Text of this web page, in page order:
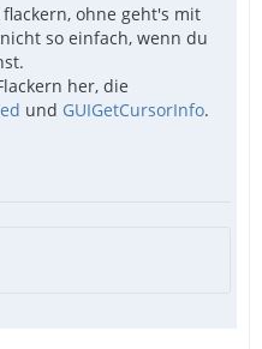
ohne geht's mit
so einfach, wenn du
her, die
und GUIGetCursorInfo.